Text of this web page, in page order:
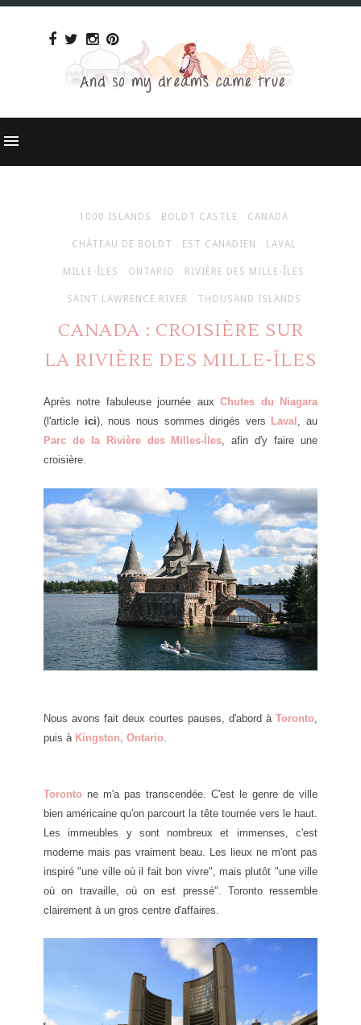
1000 ISLANDS BOLDT CASTLE CANADA
CHÂTEAU DE BOLDT EST CANADIEN LAVAL
MILLE-ÎLES ONTARIO RIVIÈRE DES MILLE-ÎLES
SAINT LAWRENCE RIVER THOUSAND ISLANDS
CANADA : CROISIÈRE SUR
LA RIVIÈRE DES MILLE-ÎLES
Après notre fabuleuse journée auxChutes du Niagara
(l'article ici), nous nous sommes dirigés vers Laval , au
Parc de la Rivière des Milles-Îles, afin d'y faire une
croisière.
Nous avons fait deux courtes pauses, d'abord à Toronto,
puis à Kingston, Ontario.
Toronto ne m'a pas transcendée. C'est le genre de ville
bien américaine qu'on parcourt la tête tournée vers le haut.
Les immeubles y sont nombreux et immenses, c'est
moderne mais pas vraiment beau. Les lieux ne m'ont pas
inspiré "une ville où il fait bon vivre", mais plutôt "une ville
où on travaille, où on est pressé". Toronto ressemble
clairement à un gros centre d'affaires.